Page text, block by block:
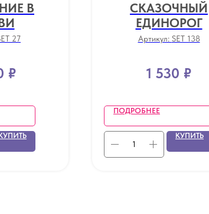
В
27
₽
СКАЗОЧНЫЙ
ЕДИНОРОГ
Артикул: SET 138
1 530 ₽
ПОДРОБНЕЕ
КУПИТЬ